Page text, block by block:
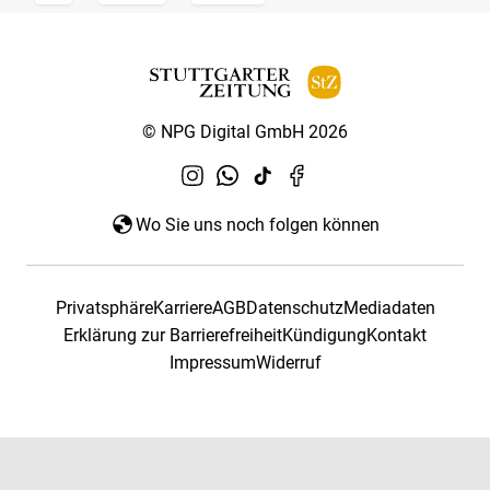
© NPG Digital GmbH 2026
Wo Sie uns noch folgen können
PrivatsphäreKarriereAGBDatenschutzMediadaten
Erklärung zur BarrierefreiheitKündigungKontakt
ImpressumWiderruf